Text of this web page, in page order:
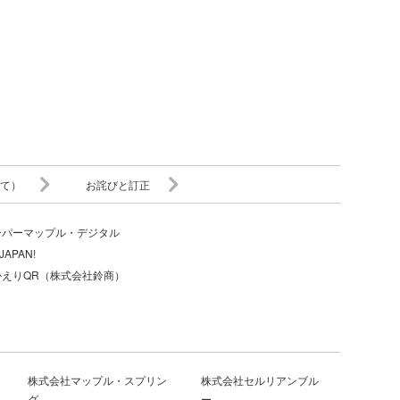
） お詫びと訂正
パーマップル・デジタル
りQR（株式会社鈴商）
株式会社マップル・スプリン
株式会社セルリアンブル